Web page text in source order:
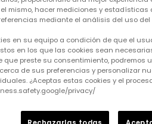
mismo, hacer mediciones y estadísticas
mediante el análisis del uso del
en su equipo a condición de que el
en los que las cookies sean
que preste su consentimiento, podremos
de sus preferencias y personalizar
¿Aceptas estas cookies y el
privacy/